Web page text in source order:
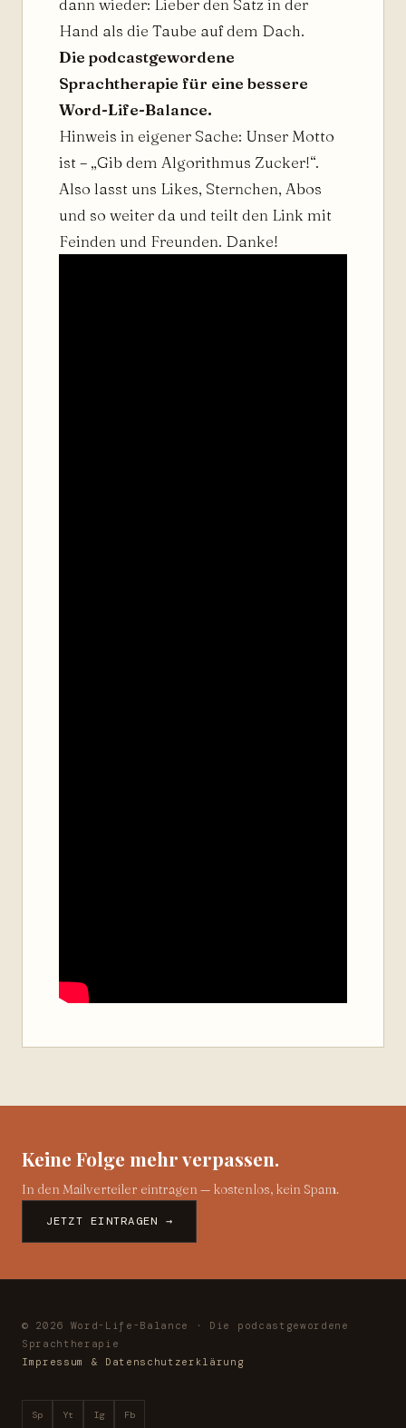
dann wieder: Lieber den Satz in der
Hand als die Taube auf dem Dach.
Die podcastgewordene
Sprachtherapie für eine bessere
Word-Life-Balance.
Hinweis in eigener Sache: Unser Motto
ist – „Gib dem Algorithmus Zucker!“.
Also lasst uns Likes, Sternchen, Abos
und so weiter da und teilt den Link mit
Feinden und Freunden. Danke!
Keine Folge mehr verpassen.
In den Mailverteiler eintragen — kostenlos, kein Spam.
JETZT EINTRAGEN →
© 2026 Word-Life-Balance · Die podcastgewordene
Sprachtherapie
Impressum & Datenschutzerklärung
Sp Yt Ig Fb